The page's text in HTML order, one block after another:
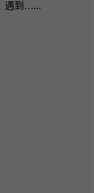
遇到…...